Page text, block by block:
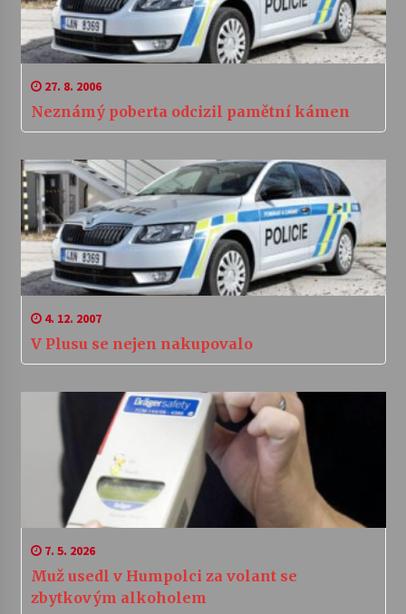
27. 8. 2006
Neznámý poberta odcizil pamětní kámen
4. 12. 2007
V Plusu se nejen nakupovalo
7. 5. 2026
Muž usedl v Humpolci za volant se
zbytkovým alkoholem